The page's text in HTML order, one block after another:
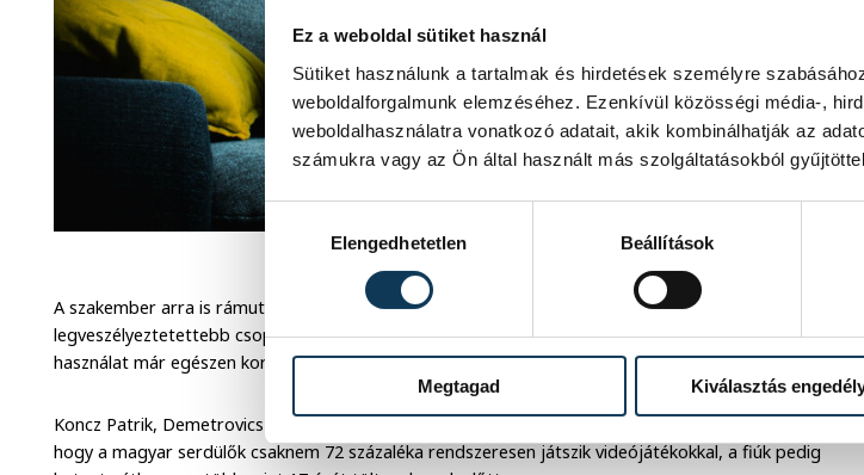
Ez a weboldal sütiket használ
Sütiket használunk a tartalmak és hirdetések személyre
weboldalforgalmunk elemzéséhez. Ezenkívül közösségi média-,
weboldalhasználatra vonatkozó adatait, akik kombinálhatják az
számukra vagy az Ön által használt más szolgáltatásokból
Hozzájárulás kiválasztása
Elengedhetetlen
Beállítások
Megtagad Kiválasztás
Illusztráció: Sven Kucinic on Unsplash
A szakember arra is rámutatott, hogy a Z és az alfageneráció tagjai a digitális világ
legveszélyeztetettebb csoportjai közé tartoznak, mivel személyiségfejlődésüket a közösségimédia-
használat már egészen korai életszakaszban befolyásolja.
Koncz Patrik, Demetrovics Zsolt és Király Orsolya közös tanulmánya egyebek mellett arra világít rá,
hogy a magyar serdülők csaknem 72 százaléka rendszeresen játszik videójátékokkal, a fiúk pedig